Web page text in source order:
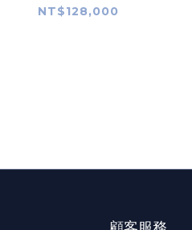
NT$128,000